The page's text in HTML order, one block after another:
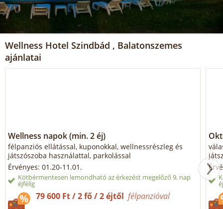
Wellness Hotel Szindbád , Balatonszemes
ajánlatai
Wellness napok (min. 2 éj)
félpanziós ellátással, kuponokkal, wellnessrészleg és
játszószoba használattal, parkolással
Érvényes: 01.20-11.01.
Kötbérmentesen lemondható az érkezést megelőző 9. nap
éjfélig
79 600 Ft / 2 fő / 2 éjtőlfélpanzióval